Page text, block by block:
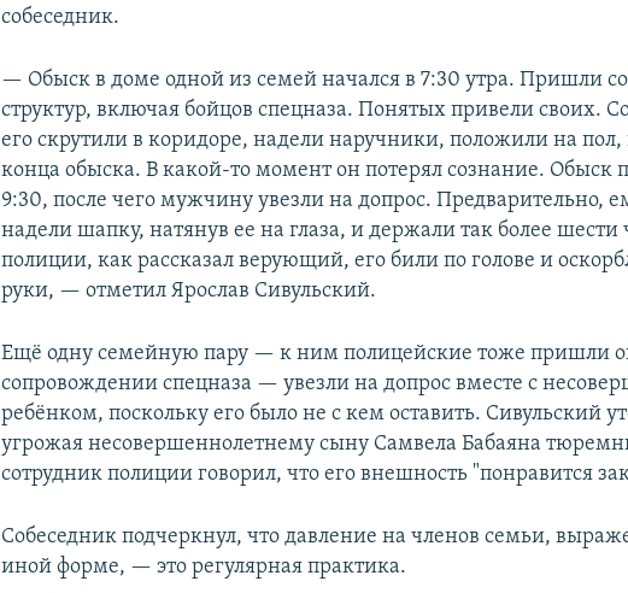
собеседник.
— Обыск в доме одной из семей начался в 7:30 утра. Пришли
структур, включая бойцов спецназа. Понятых привели своих.
его скрутили в коридоре, надели наручники, положили на пол,
конца обыска. В какой-то момент он потерял сознание. Обыск
9:30, после чего мужчину увезли на допрос. Предварительно,
надели шапку, натянув ее на глаза, и держали так более шести
полиции, как рассказал верующий, его били по голове и
руки, — отметил Ярослав Сивульский.
Ещё одну семейную пару — к ним полицейские тоже пришли
сопровождении спецназа — увезли на допрос вместе с
ребёнком, поскольку его было не с кем оставить. Сивульский
угрожая несовершеннолетнему сыну Самвела Бабаяна
сотрудник полиции говорил, что его внешность "понравится
Собеседник подчеркнул, что давление на членов семьи,
иной форме, — это регулярная практика.